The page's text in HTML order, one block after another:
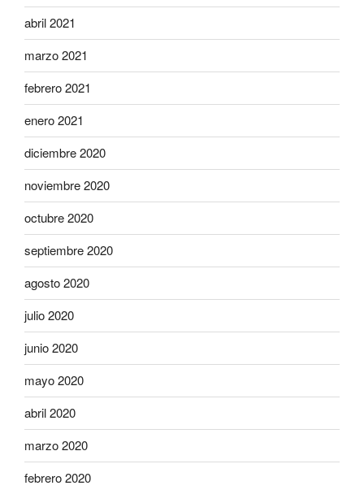
abril 2021
marzo 2021
febrero 2021
enero 2021
diciembre 2020
noviembre 2020
octubre 2020
septiembre 2020
agosto 2020
julio 2020
junio 2020
mayo 2020
abril 2020
marzo 2020
febrero 2020